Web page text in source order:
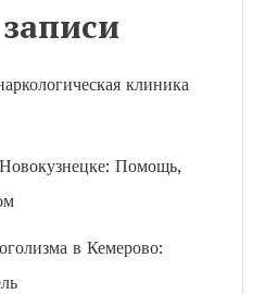
клиника
Помощь,
в Кемерово: